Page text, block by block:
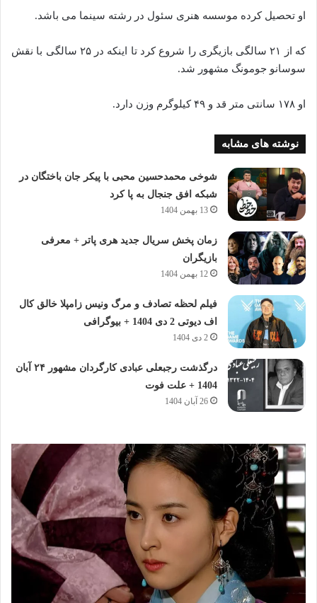
او تحصیل کرده موسسه هنری سئول در رشته‌‎ سینما می باشد.
که از ۲۱ سالگی بازیگری را شروع کرد تا اینکه در ۲۵ سالگی با نقش
سوسانو جومونگ مشهور شد.
او ۱۷۸ سانتی متر قد و ۴۹ کیلوگرم وزن دارد.
نوشته های مشابه
شوخی محمدحسین محبی با پیکر جان باختگان در
شبکه افق جنجال به پا کرد
13 بهمن 1404
زمان پخش سریال جدید هری پاتر + معرفی
بازیگران
12 بهمن 1404
فیلم لحظه تصادف و مرگ ونیس زامپلا خالق کال
اف دیوتی 2 دی 1404 + بیوگرافی
2 دی 1404
درگذشت رجبعلی عبادی کارگردان مشهور ۲۴ آبان
1404 + علت فوت
26 آبان 1404